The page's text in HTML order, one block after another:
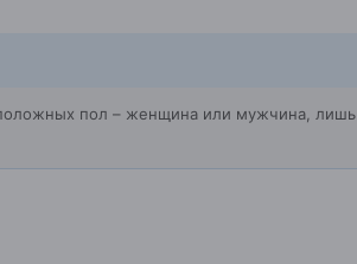
пол – женщина или мужчина, лишь